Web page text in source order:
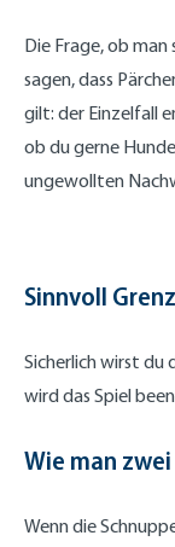
Die Frage, ob
sagen, dass
gilt: der Einzelfall
ob du gerne
ungewollten
Sinnvoll
Sicherlich wirst du
wird das Spiel
Wie man
Wenn die